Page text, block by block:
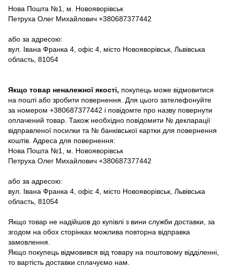
Нова Пошта №1, м. Новояворівськ
Петруха Олег Михайлович +380687377442
або за адресою:
вул. Івана Франка 4, офіс 4, місто Новояворівськ, Львівська
область, 81054
Якщо товар неналежної якості, покупець може відмовитися
на пошті або зробити повернення. Для цього зателефонуйте
за номером +380687377442 і повідомте про назву повернути
оплачений товар. Також необхідно повідомити № декларації
відправленої посилки та № банківської картки для повернення
коштів. Адреса для повернення:
Нова Пошта №1, м. Новояворівськ
Петруха Олег Михайлович +380687377442
або за адресою:
вул. Івана Франка 4, офіс 4, місто Новояворівськ, Львівська
область, 81054
Якщо товар не надійшов до купівлі з вини служби доставки, за
згодом на обох сторінках можлива повторна відправка
замовлення.
Якщо покупець відмовився від товару на поштовому відділенні,
то вартість доставки сплачуємо нам.